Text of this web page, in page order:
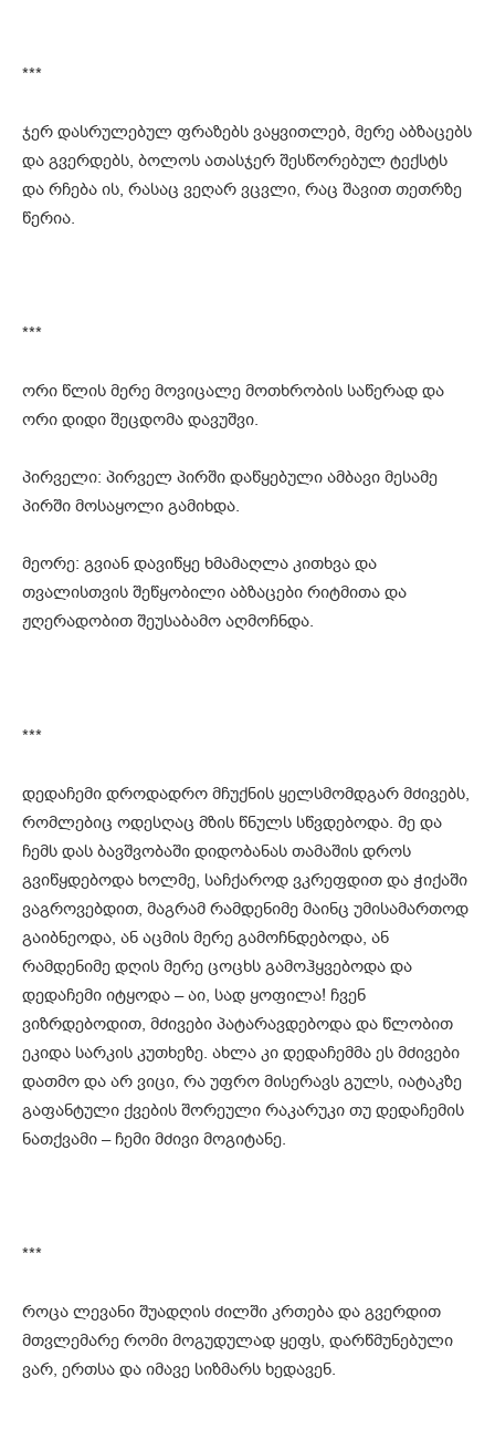
***
ჯერ დასრულებულ ფრაზებს ვაყვითლებ, მერე აბზაცებს
და გვერდებს, ბოლოს ათასჯერ შესწორებულ ტექსტს
და რჩება ის, რასაც ვეღარ ვცვლი, რაც შავით თეთრზე
წერია.
***
ორი წლის მერე მოვიცალე მოთხრობის საწერად და
ორი დიდი შეცდომა დავუშვი.
პირველი: პირველ პირში დაწყებული ამბავი მესამე
პირში მოსაყოლი გამიხდა.
მეორე: გვიან დავიწყე ხმამაღლა კითხვა და
თვალისთვის შეწყობილი აბზაცები რიტმითა და
ჟღერადობით შეუსაბამო აღმოჩნდა.
***
დედაჩემი დროდადრო მჩუქნის ყელსმომდგარ მძივებს,
რომლებიც ოდესღაც მზის წნულს სწვდებოდა. მე და
ჩემს დას ბავშვობაში დიდობანას თამაშის დროს
გვიწყდებოდა ხოლმე, საჩქაროდ ვკრეფდით და ჭიქაში
ვაგროვებდით, მაგრამ რამდენიმე მაინც უმისამართოდ
გაიბნეოდა, ან აცმის მერე გამოჩნდებოდა, ან
რამდენიმე დღის მერე ცოცხს გამოჰყვებოდა და
დედაჩემი იტყოდა – აი, სად ყოფილა! ჩვენ
ვიზრდებოდით, მძივები პატარავდებოდა და წლობით
ეკიდა სარკის კუთხეზე. ახლა კი დედაჩემმა ეს მძივები
დათმო და არ ვიცი, რა უფრო მისერავს გულს, იატაკზე
გაფანტული ქვების შორეული რაკარუკი თუ დედაჩემის
ნათქვამი – ჩემი მძივი მოგიტანე.
***
როცა ლევანი შუადღის ძილში კრთება და გვერდით
მთვლემარე რომი მოგუდულად ყეფს, დარწმუნებული
ვარ, ერთსა და იმავე სიზმარს ხედავენ.